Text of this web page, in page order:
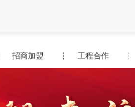
招商加盟 工程合作